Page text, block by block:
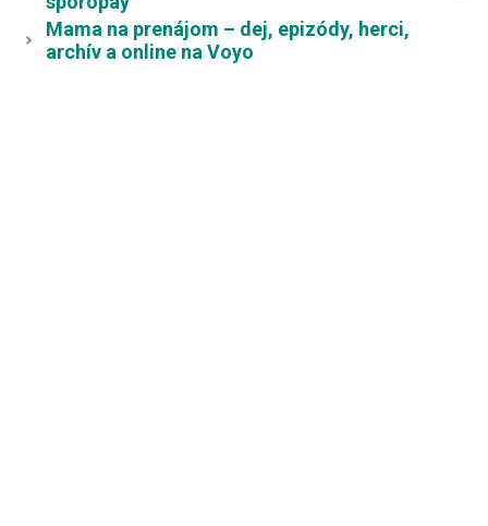
Mama na prenájom – dej, epizódy, herci,
archív a online na Voyo